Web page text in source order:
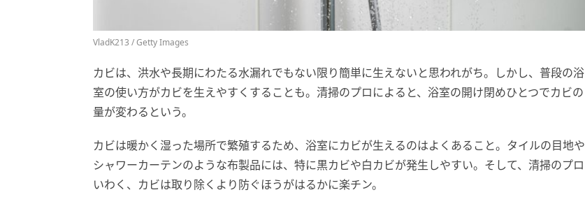
VladK213 / Getty Images
カビは、洪水や長期にわたる水漏れでもない限り簡単に生えないと思われがち。しかし、普段の浴
室の使い方がカビを生えやすくすることも。清掃のプロによると、浴室の開け閉めひとつでカビの
量が変わるという。
カビは暖かく湿った場所で繁殖するため、浴室にカビが生えるのはよくあること。タイルの目地や
シャワーカーテンのような布製品には、特に黒カビや白カビが発生しやすい。そして、清掃のプロ
いわく、カビは取り除くより防ぐほうがはるかに楽チン。